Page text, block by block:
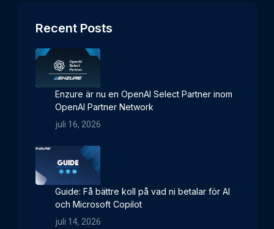
Recent Posts
Enzure är nu en OpenAI Select Partner inom
OpenAI Partner Network
juli 16, 2026
Guide: Få bättre koll på vad ni betalar för AI
och Microsoft Copilot
juli 14, 2026